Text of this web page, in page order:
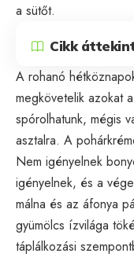
a sütőt.
Cikk
A rohanó
megkövetelik azokat
spórolhatunk, mégis
asztalra. A
Nem igényelnek
igényelnek, és a
málna és az áfonya
gyümölcs ízvilága
táplálkozási